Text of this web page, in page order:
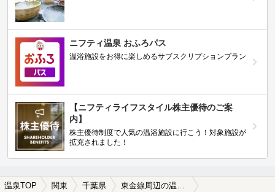
ニフティ温泉 おふろパス
温浴施設をお得に楽しめるサブスクリプションプラン
【ニフティライフスタイル株主優待のご案
内】
株主優待制度で人気の温浴施設に行こう！対象施設が
拡充されました！
温泉TOP 関東 千葉県 東金線周辺の温泉、日帰り温泉、スーパー銭湯を探す